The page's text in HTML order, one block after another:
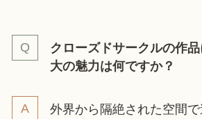
クローズドサークルの作
大の魅力は何ですか？
外界から隔絶された空間